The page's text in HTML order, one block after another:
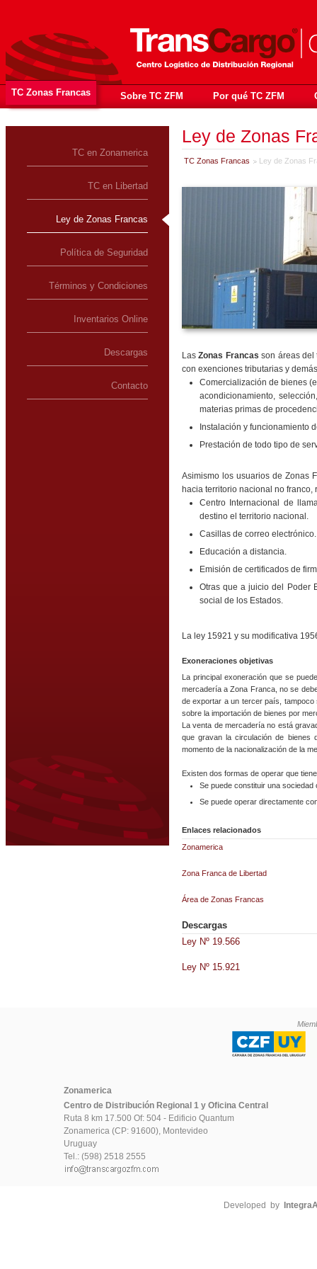
TC Zonas Francas Sobre TC ZFM Por qué TC ZFM
TC en Zonamerica
TC en Libertad
Ley de Zonas Francas
Política de Seguridad
Términos y Condiciones
Inventarios Online
Descargas
Contacto
Ley de Zonas
TC Zonas Francas Ley de Zonas
LasZonas Francas son áreas del
con exenciones tributarias y
Comercialización de bienes
acondicionamiento,
materias primas de
Instalación y funcionamiento
Prestación de todo tipo de
Asimismo los usuarios de Zonas
hacia territorio nacional no
Centro Internacional de
destino el territorio nacional.
Casillas de correo electrónico.
Educación a distancia.
Emisión de certificados de
Otras que a juicio del Poder
social de los Estados.
La ley 15921 y su modificativa
Exoneraciones objetivas
La principal exoneración que se
mercadería a Zona Franca, no se
de exportar a un tercer país, tampoco
sobre la importación de bienes por
La venta de mercadería no está
que gravan la circulación de bienes
momento de la nacionalización de la
Existen dos formas de operar que
Se puede constituir una
Se puede operar directamente
Enlaces relacionados
Zonamerica
Zona Franca de Libertad
Área de Zonas Francas
Descargas
Ley Nº 19.566
Ley Nº 15.921
Zonamerica
Centro de Distribución Regional 1 y Oficina Central
Ruta 8 km 17.500 Of: 504 - Edificio Quantum
Zonamerica (CP: 91600), Montevideo
Uruguay
Tel.: (598) 2518 2555
Developed by